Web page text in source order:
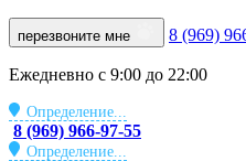
перезвоните мне 8 (969)
Ежедневно с 9:00 до 22:00
Определение...
8 (969) 966-97-55
Определение...